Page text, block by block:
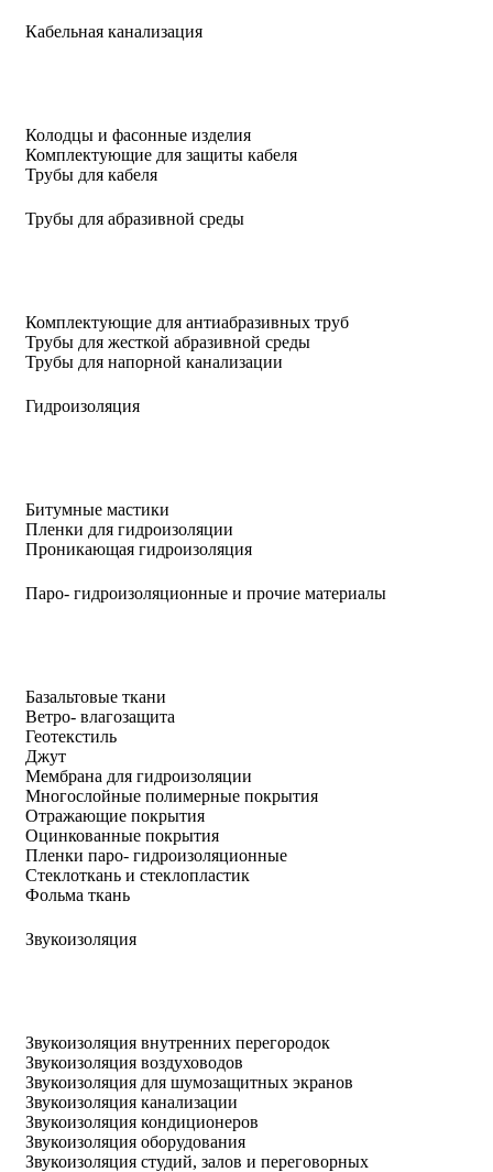
Кабельная канализация
Колодцы и фасонные изделия
Комплектующие для защиты кабеля
Трубы для кабеля
Трубы для абразивной среды
Комплектующие для антиабразивных труб
Трубы для жесткой абразивной среды
Трубы для напорной канализации
Гидроизоляция
Битумные мастики
Пленки для гидроизоляции
Проникающая гидроизоляция
Паро- гидроизоляционные и прочие материалы
Базальтовые ткани
Ветро- влагозащита
Геотекстиль
Джут
Мембрана для гидроизоляции
Многослойные полимерные покрытия
Отражающие покрытия
Оцинкованные покрытия
Пленки паро- гидроизоляционные
Стеклоткань и стеклопластик
Фольма ткань
Звукоизоляция
Звукоизоляция внутренних перегородок
Звукоизоляция воздуховодов
Звукоизоляция для шумозащитных экранов
Звукоизоляция канализации
Звукоизоляция кондиционеров
Звукоизоляция оборудования
Звукоизоляция студий, залов и переговорных